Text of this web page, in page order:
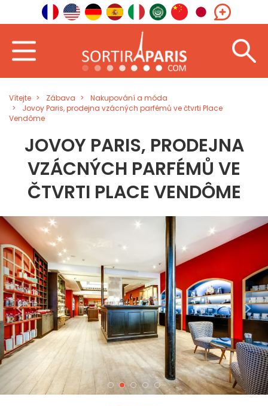
Vítejte Zábava
Nakupování a móda
Jovoy Paris, prodejna vzácných parfémů ve čtvrti Place
Vendôme
JOVOY PARIS, PRODEJNA
VZÁCNÝCH PARFÉMŮ VE
ČTVRTI PLACE VENDÔME
< >